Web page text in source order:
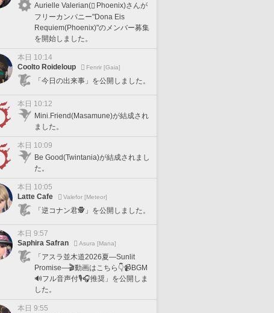
Aurielle Valerian(
Phoenix)さんが
フリーカンパニー"Dona Eis
Requiem(Phoenix)"のメンバー募集
を開始しました。
本日 10:14
Coolto Roideloup
Fenrir [Gaia]
「今日の出来事」を公開しました。
本日 10:12
Mini.Friend(Masamune)が結成され
ました。
本日 10:09
Be Good(Twintania)が結成されまし
た。
本日 10:05
Latte Cafe
Valefor [Meteor]
「逆コナン君🕵️」を公開しました。
本日 9:57
Saphira Safran
Asura [Mana]
「アスラ並木道2026夏―Sunlit
Promise―🎬動画はこちら👇📹BGM
🔊フル音声付🎙️🎧推奨」を公開しま
した。
本日 9:55